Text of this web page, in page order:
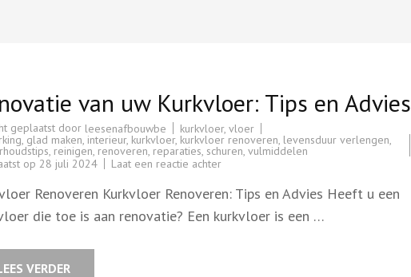
van uw Kurkvloer: Tips en Advies
geplaatst door leesenafbouwbe kurkvloer, vloer
, glad maken, interieur, kurkvloer, kurkvloer renoveren, levensduur verlengen,
, reinigen, renoveren, reparaties, schuren, vulmiddelen
op 28 juli 2024 Laat een reactie achterop
uw
Tips
Renoveren Kurkvloer Renoveren: Tips en Advies Heeft u een
die toe is aan renovatie? Een kurkvloer is een …
VERDER